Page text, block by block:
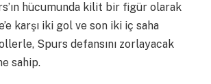
hücumunda kilit bir figür olarak
karşı iki gol ve son iki iç saha
Spurs defansını zorlayacak
sahip.